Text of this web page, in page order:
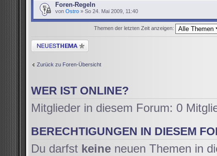
Foren-Regeln
von Ostro » So 24. Mai 2009, 11:40
Themen der letzten Zeit anzeigen:
Neues Thema erstellen
Zurück zu Foren-Übersicht
WER IST ONLINE?
Mitglieder in diesem Forum: 0
BERECHTIGUNGEN IN DIESEM
Du darfst keine neuen Themen in